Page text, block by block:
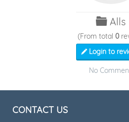
Alls
(From total 0
Login to
No
CONTACT US